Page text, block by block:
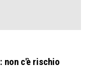
non c'è rischio